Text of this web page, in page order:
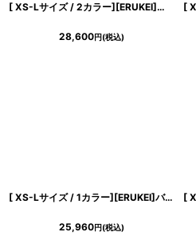
[ XS-Lサイズ / 2カラー][ERUKEI]花柄・ジャガード・レース・ノースリーブ・Aライン・ミディアムドレス・ワンピース[薗田杏奈着用][送料無料]
28,600円(税込)
[ XS-Lサイズ / 1カラー][ERUKEI]バイカラー・ビジューボタン・シンプル・オフショルダー・Aライン・ミニドレス・ワンピース[送料無料]
25,960円(税込)